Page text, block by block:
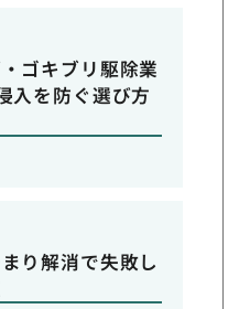
ゴキブリ駆除業
入を防ぐ選び方
り解消で失敗し